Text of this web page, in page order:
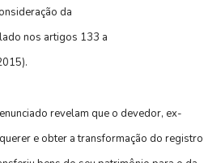
da
nos artigos 133 a
revelam que o devedor, ex-
e obter a transformação do registro